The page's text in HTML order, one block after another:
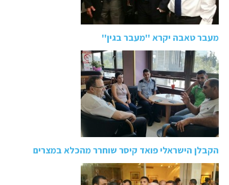
מעבר טאבה יקרא ''מעבר בגין''
הקבלן הישראלי פואד קיסר שוחרר מהכלא במצרים